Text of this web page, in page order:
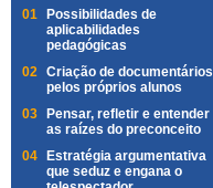
01
Possibilidades de
aplicabilidades
pedagógicas
02 Criação de documentários
pelos próprios alunos
03
Pensar, refletir e entender
as raízes do preconceito
04
Estratégia argumentativa
que seduz e engana o